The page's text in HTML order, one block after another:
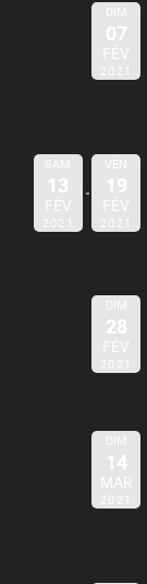
DIM
07
FÉV
2021
SAM
13
FÉV
2021
VEN
19
FÉV
2021
DIM
28
FÉV
2021
DIM
14
MAR
2021